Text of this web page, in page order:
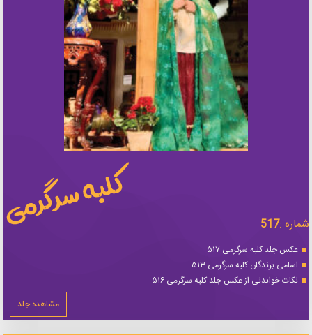
شماره :517
عکس جلد کلبه سرگرمی ۵۱۷
اسامی برندگان کلبه سرگرمی ۵۱۳
نکات خواندنی از عکس جلد کلبه سرگرمی ۵۱۶
مشاهده جلد